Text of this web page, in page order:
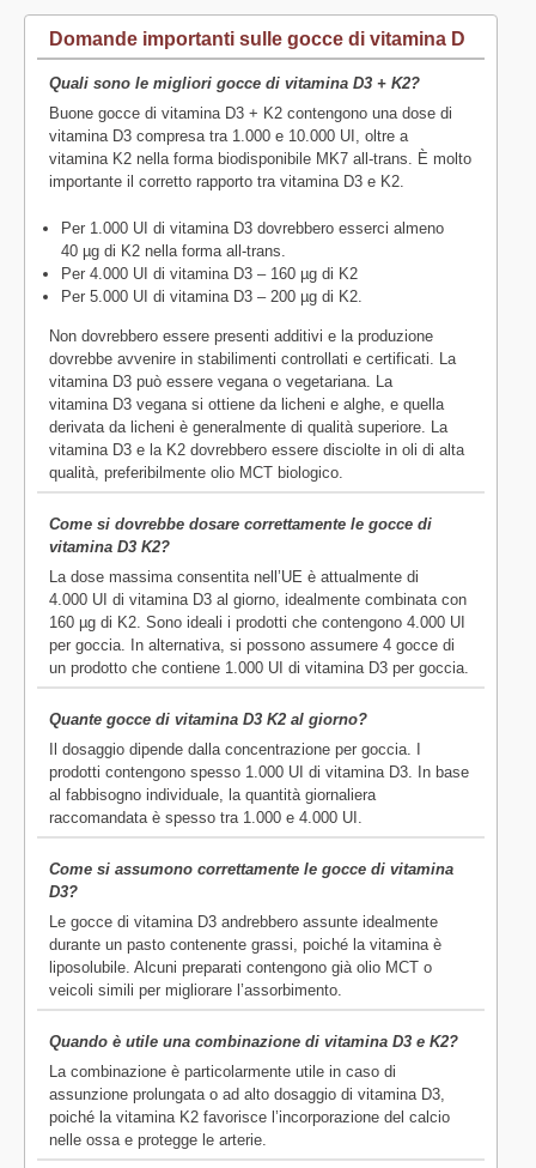
Domande importanti sulle gocce di vitamina D
Quali sono le migliori gocce di vitamina D3 + K2?
Buone gocce di vitamina D3 + K2 contengono una dose di
vitamina D3 compresa tra 1.000 e 10.000 UI, oltre a
vitamina K2 nella forma biodisponibile MK7 all-trans. È molto
importante il corretto rapporto tra vitamina D3 e K2.
Per 1.000 UI di vitamina D3 dovrebbero esserci almeno
40 µg di K2 nella forma all-trans.
Per 4.000 UI di vitamina D3 – 160 µg di K2
Per 5.000 UI di vitamina D3 – 200 µg di K2.
Non dovrebbero essere presenti additivi e la produzione
dovrebbe avvenire in stabilimenti controllati e certificati. La
vitamina D3 può essere vegana o vegetariana. La
vitamina D3 vegana si ottiene da licheni e alghe, e quella
derivata da licheni è generalmente di qualità superiore. La
vitamina D3 e la K2 dovrebbero essere disciolte in oli di alta
qualità, preferibilmente olio MCT biologico.
Come si dovrebbe dosare correttamente le gocce di
vitamina D3 K2?
La dose massima consentita nell’UE è attualmente di
4.000 UI di vitamina D3 al giorno, idealmente combinata con
160 µg di K2. Sono ideali i prodotti che contengono 4.000 UI
per goccia. In alternativa, si possono assumere 4 gocce di
un prodotto che contiene 1.000 UI di vitamina D3 per goccia.
Quante gocce di vitamina D3 K2 al giorno?
Il dosaggio dipende dalla concentrazione per goccia. I
prodotti contengono spesso 1.000 UI di vitamina D3. In base
al fabbisogno individuale, la quantità giornaliera
raccomandata è spesso tra 1.000 e 4.000 UI.
Come si assumono correttamente le gocce di vitamina
D3?
Le gocce di vitamina D3 andrebbero assunte idealmente
durante un pasto contenente grassi, poiché la vitamina è
liposolubile. Alcuni preparati contengono già olio MCT o
veicoli simili per migliorare l’assorbimento.
Quando è utile una combinazione di vitamina D3 e K2?
La combinazione è particolarmente utile in caso di
assunzione prolungata o ad alto dosaggio di vitamina D3,
poiché la vitamina K2 favorisce l’incorporazione del calcio
nelle ossa e protegge le arterie.